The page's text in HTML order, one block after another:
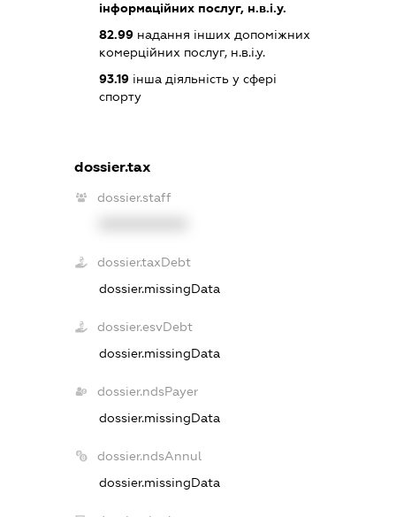
інформаційних послуг, н.в.і.у.
82.99 надання інших допоміжних
комерційних послуг, н.в.і.у.
93.19 інша діяльність у сфері
спорту
dossier.tax
dossier.staff
dossier.taxDebt
dossier.missingData
dossier.esvDebt
dossier.missingData
dossier.ndsPayer
dossier.missingData
dossier.ndsAnnul
dossier.missingData